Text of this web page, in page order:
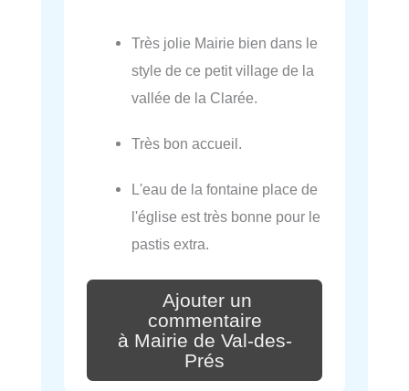
Très jolie Mairie bien dans le
style de ce petit village de la
vallée de la Clarée.
Très bon accueil.
L'eau de la fontaine place de
l'église est très bonne pour le
pastis extra.
Ajouter un
commentaire
à Mairie de Val-des-
Prés